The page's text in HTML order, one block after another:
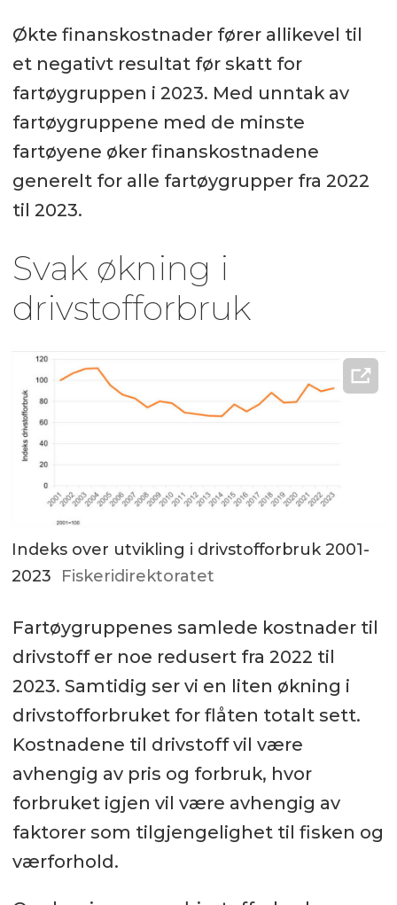
Økte finanskostnader fører allikevel til
et negativt resultat før skatt for
fartøygruppen i 2023. Med unntak av
fartøygruppene med de minste
fartøyene øker finanskostnadene
generelt for alle fartøygrupper fra 2022
til 2023.
Svak økning i
drivstofforbruk
Indeks over utvikling i drivstofforbruk 2001-
2023
Fiskeridirektoratet
Fartøygruppenes samlede kostnader til
drivstoff er noe redusert fra 2022 til
2023. Samtidig ser vi en liten økning i
drivstofforbruket for flåten totalt sett.
Kostnadene til drivstoff vil være
avhengig av pris og forbruk, hvor
forbruket igjen vil være avhengig av
faktorer som tilgjengelighet til fisken og
værforhold.